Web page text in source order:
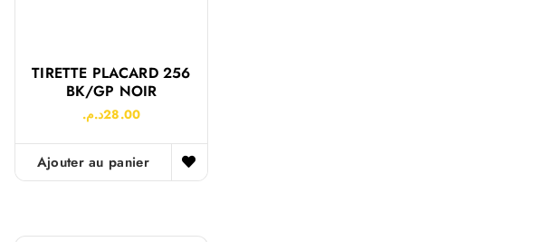
TIRETTE PLACARD 256
BK/GP NOIR
28.00د.م.
Ajouter au panier